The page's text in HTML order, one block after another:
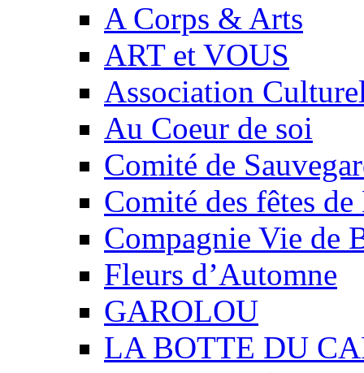
A Corps & Arts
ART et VOUS
Association
Au Coeur de soi
Comité de
Comité des fêtes
Compagnie Vie de
Fleurs d’Automne
GAROLOU
LA BOTTE DU